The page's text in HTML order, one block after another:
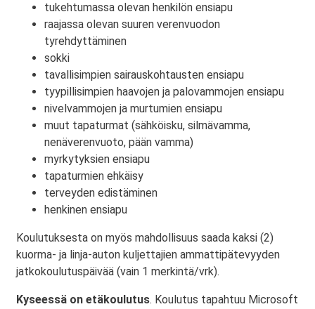
tukehtumassa olevan henkilön ensiapu
raajassa olevan suuren verenvuodon
tyrehdyttäminen
sokki
tavallisimpien sairauskohtausten ensiapu
tyypillisimpien haavojen ja palovammojen ensiapu
nivelvammojen ja murtumien ensiapu
muut tapaturmat (sähköisku, silmävamma,
nenäverenvuoto, pään vamma)
myrkytyksien ensiapu
tapaturmien ehkäisy
terveyden edistäminen
henkinen ensiapu
Koulutuksesta on myös mahdollisuus saada kaksi (2)
kuorma- ja linja-auton kuljettajien ammattipätevyyden
jatkokoulutuspäivää (vain 1 merkintä/vrk).
Kyseessä on etäkoulutus. Koulutus tapahtuu Microsoft